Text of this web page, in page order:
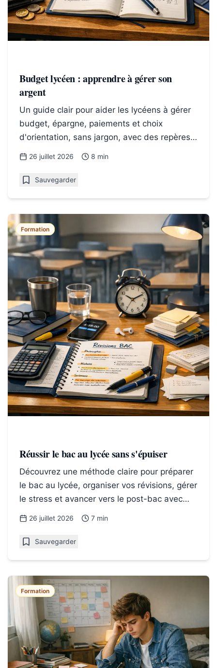
Budget lycéen : apprendre à gérer son
argent
Un guide clair pour aider les lycéens à gérer
budget, épargne, paiements et choix
d'orientation, sans jargon, avec des repères
concrets pour le bac.
26 juillet 2026 8 min
Sauvegarder
Formation
Réussir le bac au lycée sans s'épuiser
Découvrez une méthode claire pour préparer
le bac au lycée, organiser vos révisions, gérer
le stress et avancer vers le post-bac avec
confiance durable.
26 juillet 2026 7 min
Sauvegarder
Formation